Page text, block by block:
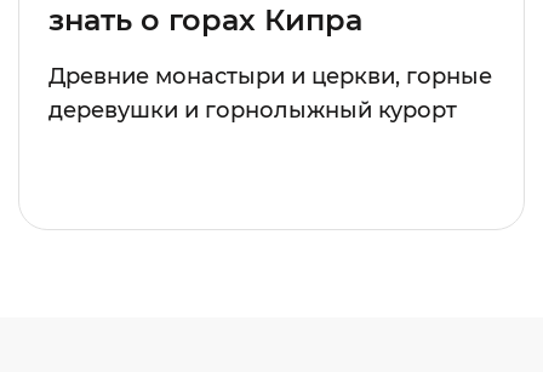
знать о горах Кипра
Древние монастыри и церкви, горные
деревушки и горнолыжный курорт